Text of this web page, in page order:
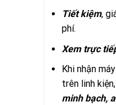
Tiết kiệm,
phí.
Xem trực
Khi nhận
trên linh
minh bạch,